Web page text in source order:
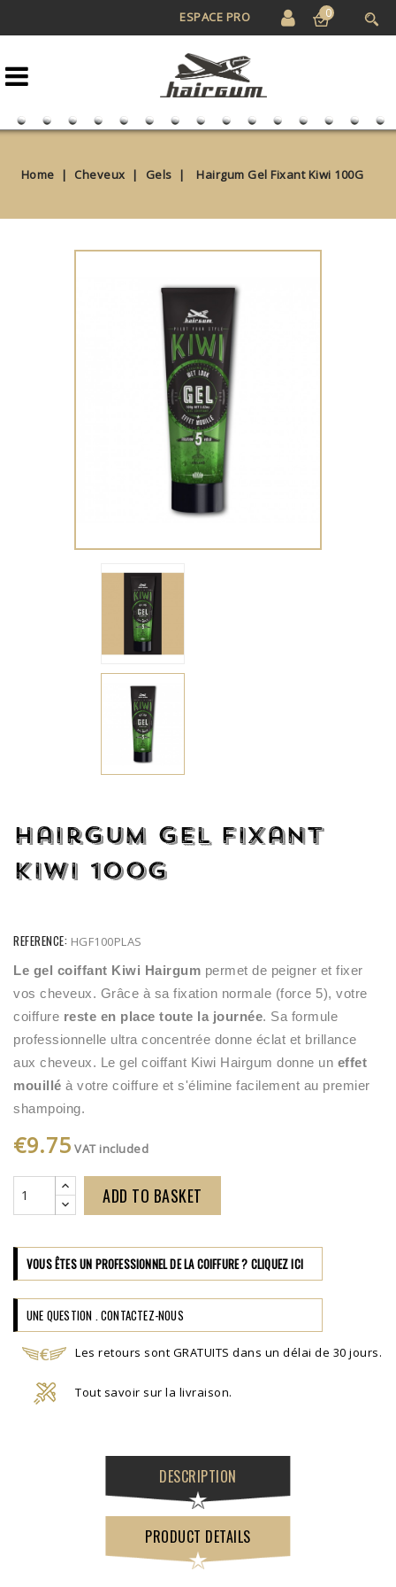
0
ESPACE PRO
Home Cheveux Gels Hairgum Gel Fixant Kiwi 100G
Hairgum Gel Fixant
Kiwi 100G
REFERENCE: HGF100PLAS
Le gel coiffant Kiwi Hairgum permet de peigner et fixer
vos cheveux. Grâce à sa fixation normale (force 5), votre
coiffure reste en place toute la journée. Sa formule
professionnelle ultra concentrée donne éclat et brillance
aux cheveux. Le gel coiffant Kiwi Hairgum donne un effet
mouillé à votre coiffure et s'élimine facilement au premier
shampoing.
€9.75 VAT included
ADD TO BASKET
VOUS ÊTES UN PROFESSIONNEL DE LA COIFFURE ? CLIQUEZ ICI
UNE QUESTION . CONTACTEZ-NOUS
Les retours sont GRATUITS dans un délai de 30 jours.
Tout savoir sur la livraison.
DESCRIPTION
PRODUCT DETAILS